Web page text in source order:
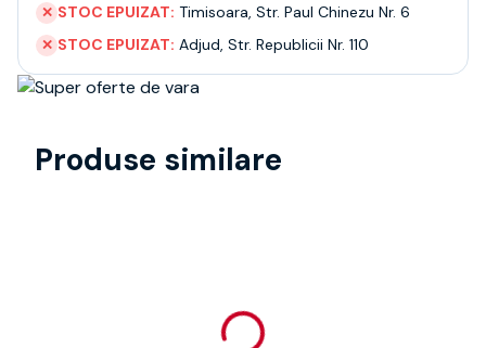
✕ STOC EPUIZAT: Timisoara, Str. Paul Chinezu Nr. 6
✕ STOC EPUIZAT: Adjud, Str. Republicii Nr. 110
Produse similare